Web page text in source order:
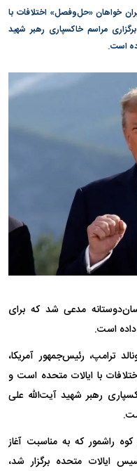
خواهان «حل‌وفصل» اختلافات با
مراسم خاکسپاری رهبر شهید
است.
مدعی شد که برای
است.
ترامپ، رئیس‌جمهور آمریکا،
با ایالات متحده است و
رهبر شهید آیت‌الله علی
راشمور که به مناسبت آغاز
ایالات متحده برگزار شد،